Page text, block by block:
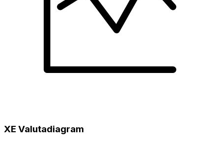
XE Valutadiagram